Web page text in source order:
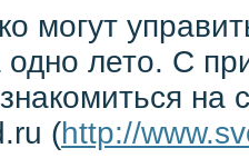
могут
одно лето. С
на
(http://